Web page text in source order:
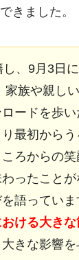
きました。
し、9月3日
家族や親し
ードを歩
最初から
ろからの
ったことが
語ってい
ける大きな
きな影響を